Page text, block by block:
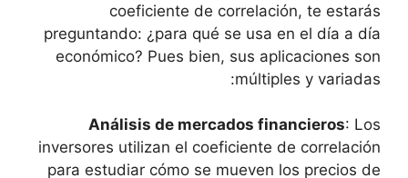
coeficiente de‍ correlación, te estarás
preguntando: ¿para⁤ qué se usa en el ​día⁢ a ​día⁢
económico? Pues bien, sus aplicaciones son
múltiples y variadas:
Análisis de mercados financieros: ⁢Los
‌inversores utilizan el coeficiente de correlación
⁢para estudiar cómo se mueven⁤ los‍ precios ​de